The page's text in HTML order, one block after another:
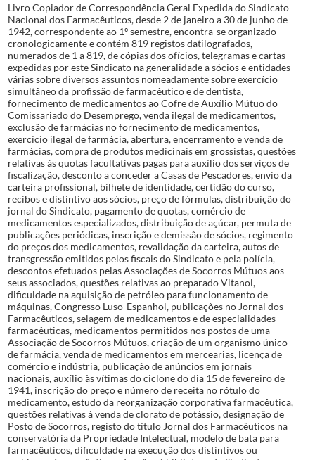
Livro Copiador de Correspondência Geral Expedida do Sindicato
Nacional dos Farmacêuticos, desde 2 de janeiro a 30 de junho de
1942, correspondente ao 1º semestre, encontra-se organizado
cronologicamente e contém 819 registos datilografados,
numerados de 1 a 819, de cópias dos ofícios, telegramas e cartas
expedidas por este Sindicato na generalidade a sócios e entidades
várias sobre diversos assuntos nomeadamente sobre exercício
simultâneo da profissão de farmacêutico e de dentista,
fornecimento de medicamentos ao Cofre de Auxílio Mútuo do
Comissariado do Desemprego, venda ilegal de medicamentos,
exclusão de farmácias no fornecimento de medicamentos,
exercício ilegal de farmácia, abertura, encerramento e venda de
farmácias, compra de produtos medicinais em grossistas, questões
relativas às quotas facultativas pagas para auxílio dos serviços de
fiscalização, desconto a conceder a Casas de Pescadores, envio da
carteira profissional, bilhete de identidade, certidão do curso,
recibos e distintivo aos sócios, preço de fórmulas, distribuição do
jornal do Sindicato, pagamento de quotas, comércio de
medicamentos especializados, distribuição de açúcar, permuta de
publicações periódicas, inscrição e demissão de sócios, regimento
do preços dos medicamentos, revalidação da carteira, autos de
transgressão emitidos pelos fiscais do Sindicato e pela polícia,
descontos efetuados pelas Associações de Socorros Mútuos aos
seus associados, questões relativas ao preparado Vitanol,
dificuldade na aquisição de petróleo para funcionamento de
máquinas, Congresso Luso-Espanhol, publicações no Jornal dos
Farmacêuticos, selagem de medicamentos e de especialidades
farmacêuticas, medicamentos permitidos nos postos de uma
Associação de Socorros Mútuos, criação de um organismo único
de farmácia, venda de medicamentos em mercearias, licença de
comércio e indústria, publicação de anúncios em jornais
nacionais, auxílio às vítimas do ciclone do dia 15 de fevereiro de
1941, inscrição do preço e número de receita no rótulo do
medicamento, estudo da reorganização corporativa farmacêutica,
questões relativas à venda de clorato de potássio, designação de
Posto de Socorros, registo do título Jornal dos Farmacêuticos na
conservatória da Propriedade Intelectual, modelo de bata para
farmacêuticos, dificuldade na execução dos distintivos ou